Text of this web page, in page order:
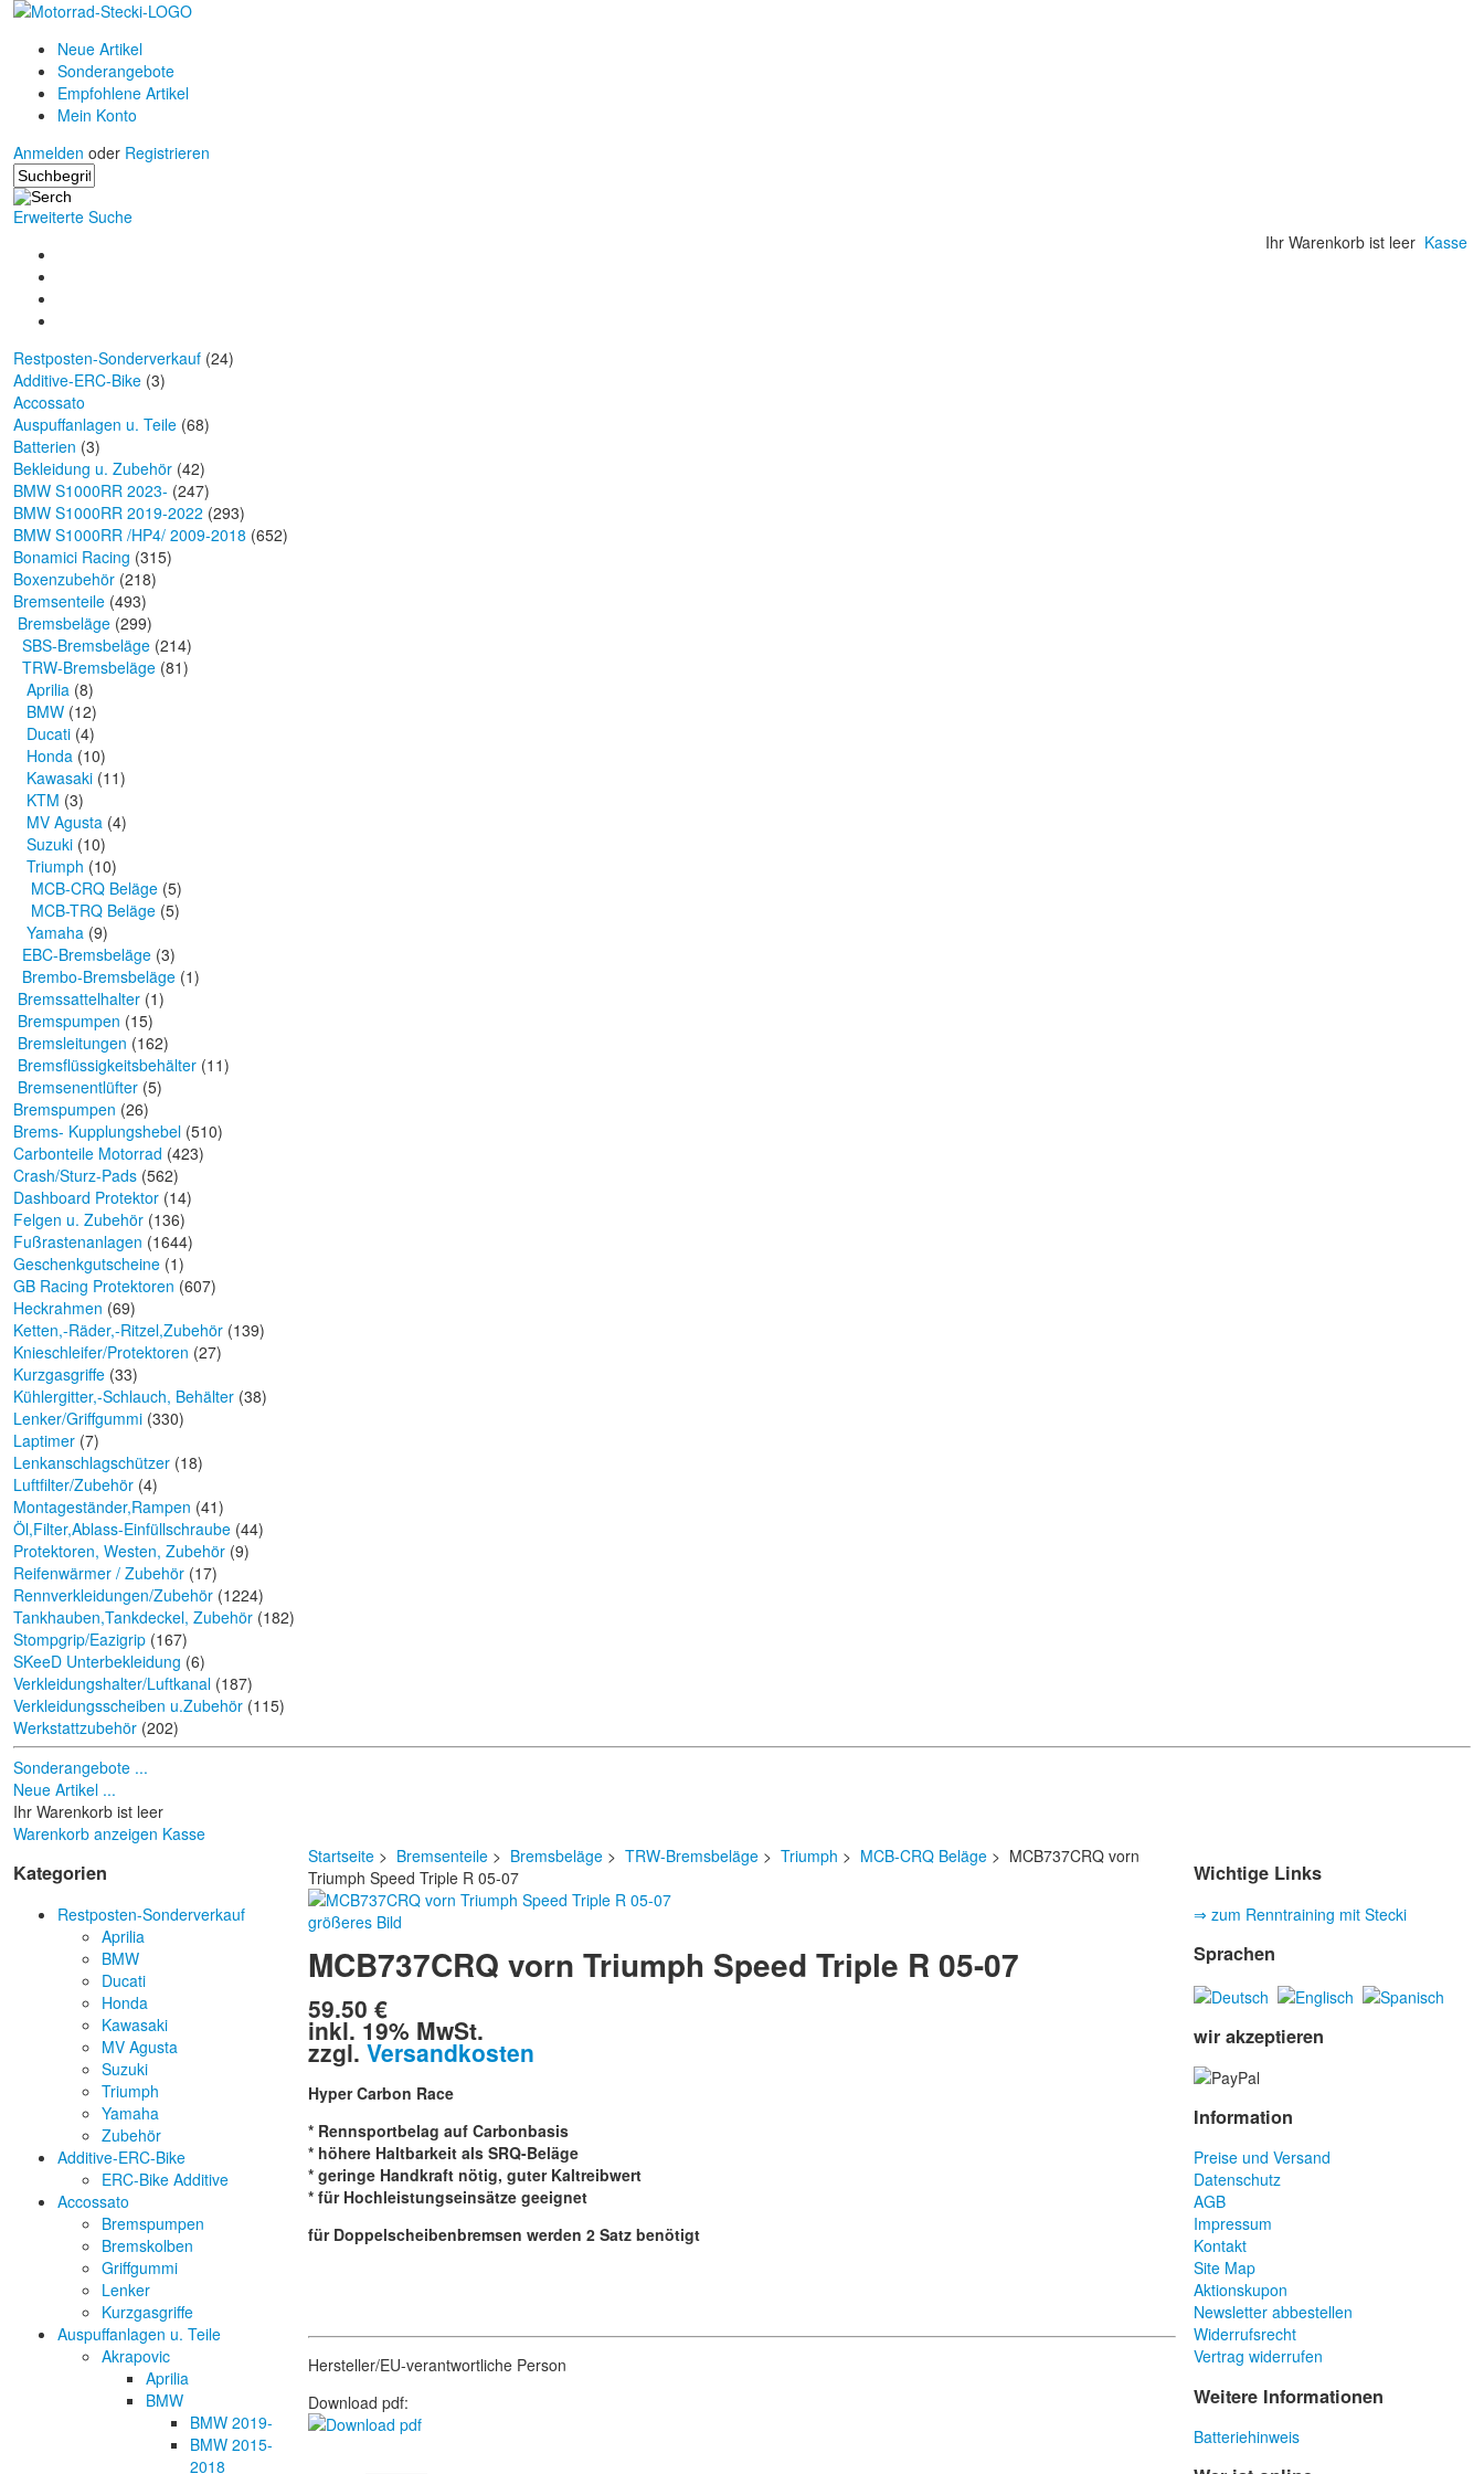
Neue Artikel
Sonderangebote
Empfohlene Artikel
Mein Konto
Anmelden oder Registrieren
Erweiterte Suche
Ihr Warenkorb ist leer Kasse
Restposten-Sonderverkauf (24)
Additive-ERC-Bike (3)
Accossato
Auspuffanlagen u. Teile (68)
Batterien (3)
Bekleidung u. Zubehör (42)
BMW S1000RR 2023- (247)
BMW S1000RR 2019-2022 (293)
BMW S1000RR /HP4/ 2009-2018 (652)
Bonamici Racing (315)
Boxenzubehör (218)
Bremsenteile (493)
Bremsbeläge (299)
SBS-Bremsbeläge (214)
TRW-Bremsbeläge (81)
Aprilia (8)
BMW (12)
Ducati (4)
Honda (10)
Kawasaki (11)
KTM (3)
MV Agusta (4)
Suzuki (10)
Triumph (10)
MCB-CRQ Beläge (5)
MCB-TRQ Beläge (5)
Yamaha (9)
EBC-Bremsbeläge (3)
Brembo-Bremsbeläge (1)
Bremssattelhalter (1)
Bremspumpen (15)
Bremsleitungen (162)
Bremsflüssigkeitsbehälter (11)
Bremsenentlüfter (5)
Bremspumpen (26)
Brems- Kupplungshebel (510)
Carbonteile Motorrad (423)
Crash/Sturz-Pads (562)
Dashboard Protektor (14)
Felgen u. Zubehör (136)
Fußrastenanlagen (1644)
Geschenkgutscheine (1)
GB Racing Protektoren (607)
Heckrahmen (69)
Ketten,-Räder,-Ritzel,Zubehör (139)
Knieschleifer/Protektoren (27)
Kurzgasgriffe (33)
Kühlergitter,-Schlauch, Behälter (38)
Lenker/Griffgummi (330)
Laptimer (7)
Lenkanschlagschützer (18)
Luftfilter/Zubehör (4)
Montageständer,Rampen (41)
Öl,Filter,Ablass-Einfüllschraube (44)
Protektoren, Westen, Zubehör (9)
Reifenwärmer / Zubehör (17)
Rennverkleidungen/Zubehör (1224)
Tankhauben,Tankdeckel, Zubehör (182)
Stompgrip/Eazigrip (167)
SKeeD Unterbekleidung (6)
Verkleidungshalter/Luftkanal (187)
Verkleidungsscheiben u.Zubehör (115)
Werkstattzubehör (202)
Sonderangebote ...
Neue Artikel ...
Ihr Warenkorb ist leer
Warenkorb anzeigen Kasse
Kategorien
Restposten-Sonderverkauf
Aprilia
BMW
Ducati
Honda
Kawasaki
MV Agusta
Suzuki
Triumph
Yamaha
Zubehör
Additive-ERC-Bike
ERC-Bike Additive
Accossato
Bremspumpen
Bremskolben
Griffgummi
Lenker
Kurzgasgriffe
Auspuffanlagen u. Teile
Akrapovic
Aprilia
BMW
BMW 2019-
BMW 2015-
2018
Startseite > Bremsenteile > Bremsbeläge >TRW-Bremsbeläge >Triumph > MCB-CRQ Beläge > MCB737CRQ vorn
Triumph Speed Triple R 05-07
größeres Bild
MCB737CRQ vorn Triumph Speed Triple R 05-07
59.50 €
inkl. 19% MwSt.
zzgl.Versandkosten
Hyper Carbon Race
* Rennsportbelag auf Carbonbasis
* höhere Haltbarkeit als SRQ-Beläge
* geringe Handkraft nötig, guter Kaltreibwert
* für Hochleistungseinsätze geeignet
für Doppelscheibenbremsen werden 2 Satz benötigt
Hersteller/EU-verantwortliche Person
Download pdf:
Wichtige Links
⇒ zum Renntraining mit Stecki
Sprachen
wir akzeptieren
Information
Preise und Versand
Datenschutz
AGB
Impressum
Kontakt
Site Map
Aktionskupon
Newsletter abbestellen
Widerrufsrecht
Vertrag widerrufen
Weitere Informationen
Batteriehinweis